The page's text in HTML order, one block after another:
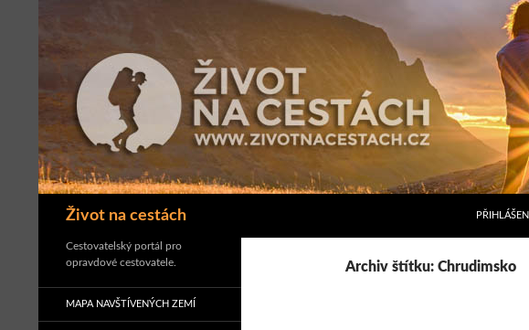
Život na cestách
Hledat
PŘIHLÁŠENÍ
Archiv štítku: Chrudimsko
Cestovatelský portál pro
opravdové cestovatele.
MAPA NAVŠTÍVENÝCH ZEMÍ